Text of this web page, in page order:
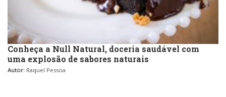
Conheça a Null Natural, doceria saudável com
uma explosão de sabores naturais
Autor: Raquel Pessoa